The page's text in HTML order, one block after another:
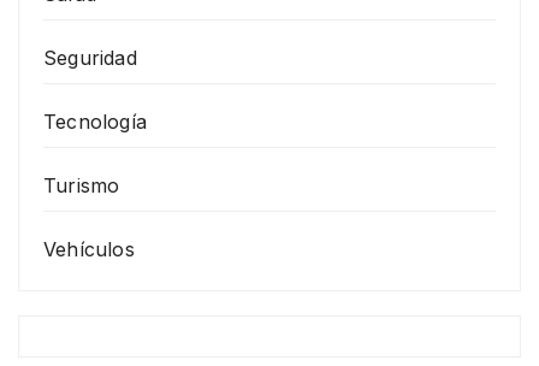
Seguridad
Tecnología
Turismo
Vehículos